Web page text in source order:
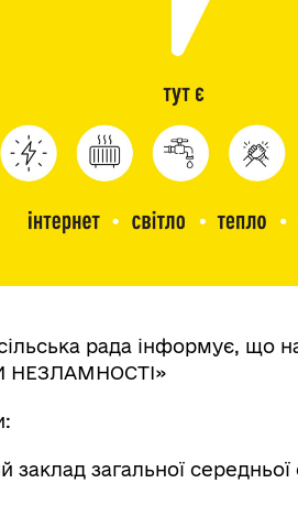
рада інформує, що
НЕЗЛАМНОСТІ»
заклад загальної середньої